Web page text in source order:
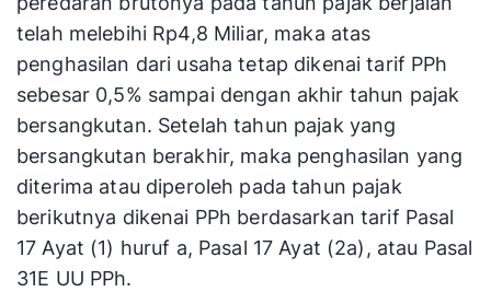
telah melebihi Rp4,8 Miliar, maka atas
penghasilan dari usaha tetap dikenai tarif PPh
sebesar 0,5% sampai dengan akhir tahun pajak
bersangkutan. Setelah tahun pajak yang
bersangkutan berakhir, maka penghasilan yang
diterima atau diperoleh pada tahun pajak
berikutnya dikenai PPh berdasarkan tarif Pasal
17 Ayat (1) huruf a, Pasal 17 Ayat (2a), atau Pasal
31E UU PPh.